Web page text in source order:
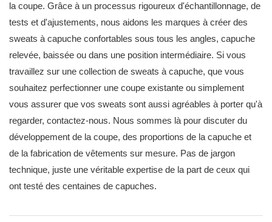
la coupe. Grâce à un processus rigoureux d'échantillonnage, de
tests et d'ajustements, nous aidons les marques à créer des
sweats à capuche confortables sous tous les angles, capuche
relevée, baissée ou dans une position intermédiaire. Si vous
travaillez sur une collection de sweats à capuche, que vous
souhaitez perfectionner une coupe existante ou simplement
vous assurer que vos sweats sont aussi agréables à porter qu'à
regarder, contactez-nous. Nous sommes là pour discuter du
développement de la coupe, des proportions de la capuche et
de la fabrication de vêtements sur mesure. Pas de jargon
technique, juste une véritable expertise de la part de ceux qui
ont testé des centaines de capuches.